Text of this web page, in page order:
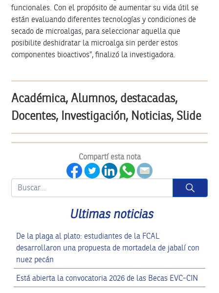
funcionales. Con el propósito de aumentar su vida útil se
están evaluando diferentes tecnologías y condiciones de
secado de microalgas, para seleccionar aquella que
posibilite deshidratar la microalga sin perder estos
componentes bioactivos”, finalizó la investigadora.
Académica, Alumnos, destacadas,
Docentes, Investigación, Noticias, Slide
Compartí esta nota
Button
Ultimas noticias
De la plaga al plato: estudiantes de la FCAL
desarrollaron una propuesta de mortadela de jabalí con
nuez pecán
Está abierta la convocatoria 2026 de las Becas EVC-CIN